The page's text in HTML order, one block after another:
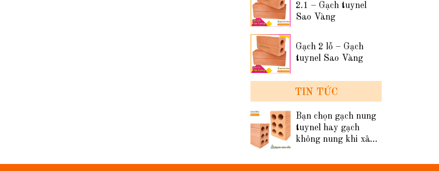
2.1 – Gạch tuynel
Sao Vàng
Gạch 2 lỗ – Gạch
tuynel Sao Vàng
TIN TỨC
Bạn chọn gạch nung
tuynel hay gạch
không nung khi xây